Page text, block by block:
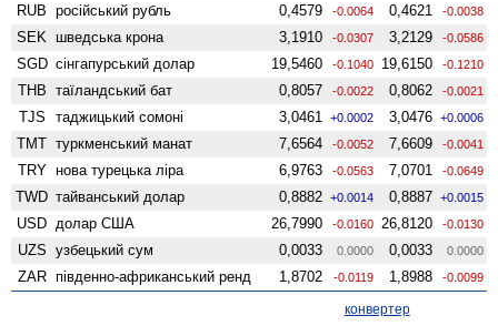
RUB російський рубль 0,4579 -0.0064 0,4621 -0.0038
SEK шведська крона 3,1910 -0.0307 3,2129 -0.0586
SGD сінгапурський долар 19,5460 -0.1040 19,6150 -0.1210
THB таїландський бат 0,8057 -0.0022 0,8062 -0.0021
TJS таджицький сомоні 3,0461 +0.0002 3,0476 +0.0006
TMT туркменський манат 7,6564 -0.0052 7,6609 -0.0041
TRY нова турецька ліра 6,9763 -0.0563 7,0701 -0.0649
TWD тайванський долар 0,8882 +0.0014 0,8887 +0.0015
USD долар США 26,7990 -0.0160 26,8120 -0.0130
UZS узбецький сум 0,0033 0.0000 0,0033 0.0000
ZAR південно-африканський ренд 1,8702 -0.0119 1,8988 -0.0099
конвертер